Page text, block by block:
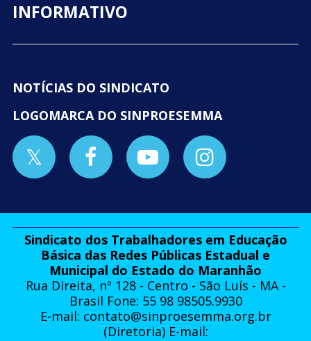
INFORMATIVO
NOTÍCIAS DO SINDICATO
LOGOMARCA DO SINPROESEMMA
Sindicato dos Trabalhadores em Educação
Básica das Redes Públicas Estadual e
Municipal do Estado do Maranhão
Rua Direita, nº 128 - Centro - São Luís - MA -
Brasil Fone: 55 98 98505.9930
E-mail: contato@sinproesemma.org.br
(Diretoria) E-mail: